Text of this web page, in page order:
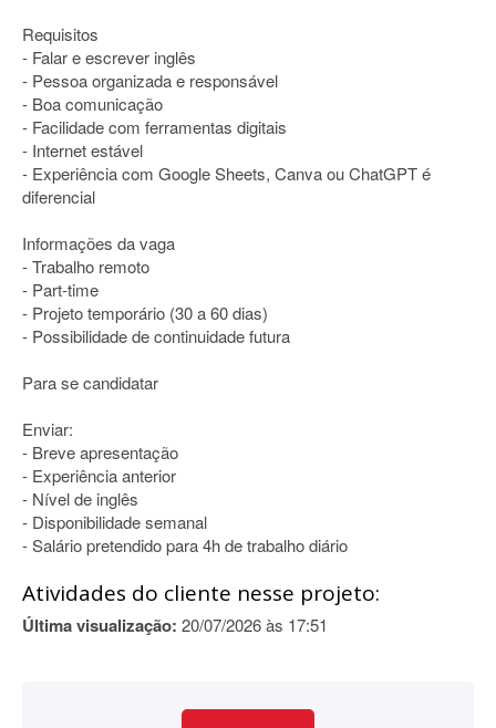
Requisitos
- Falar e escrever inglês
- Pessoa organizada e responsável
- Boa comunicação
- Facilidade com ferramentas digitais
- Internet estável
- Experiência com Google Sheets, Canva ou ChatGPT é
diferencial
Informações da vaga
- Trabalho remoto
- Part-time
- Projeto temporário (30 a 60 dias)
- Possibilidade de continuidade futura
Para se candidatar
Enviar:
- Breve apresentação
- Experiência anterior
- Nível de inglês
- Disponibilidade semanal
- Salário pretendido para 4h de trabalho diário
Atividades do cliente nesse projeto:
Última visualização: 20/07/2026 às 17:51